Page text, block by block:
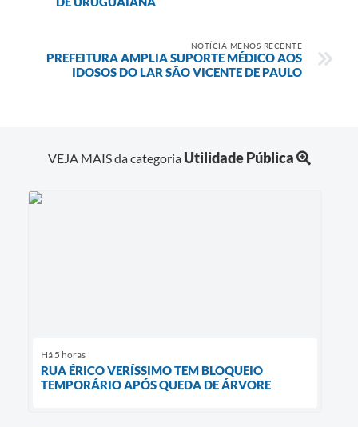
NOTÍCIA MENOS RECENTE
PREFEITURA AMPLIA SUPORTE MÉDICO AOS
IDOSOS DO LAR SÃO VICENTE DE PAULO
VEJA MAIS da categoria Utilidade Pública
Há 5 horas
RUA ÉRICO VERÍSSIMO TEM BLOQUEIO
TEMPORÁRIO APÓS QUEDA DE ÁRVORE